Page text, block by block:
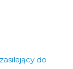
do